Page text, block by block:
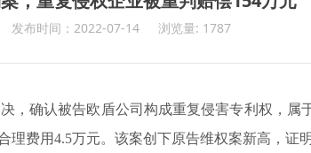
发布时间：2022-07-14 浏览量: 1787
确认被告欧盾公司构成重复侵害专利权，属
费用4.5万元。该案创下原告维权案新高，证